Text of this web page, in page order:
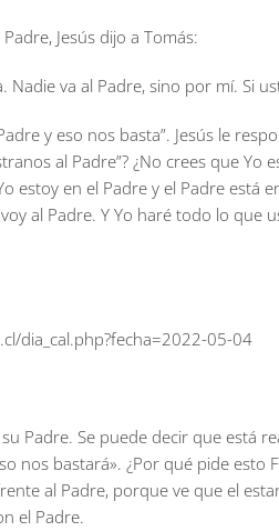
Jesús dijo a Tomás:
Nadie va al Padre, sino por mí.
y eso nos basta”. Jesús le
al Padre”? ¿No crees que
estoy en el Padre y el Padre
al Padre. Y Yo haré todo lo
dia_cal.php?fecha=2022-05-04
Padre. Se puede decir que
nos bastará». ¿Por qué pide esto
al Padre, porque ve que el
el Padre.